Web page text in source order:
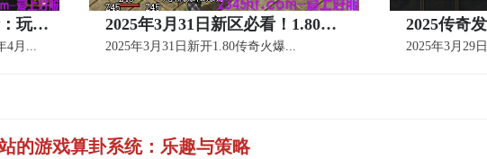
2025中变传奇节奏困境解析：玩家为何总跟不上版本？ | 老司机避坑指南
4月...
2025年3月31日新区必看！1.80传奇职业选择攻略：战士、法师还是道
2025年3月31日新开1.80传奇火爆... 2025年3月29
的游戏算卦系统：乐趣与策略